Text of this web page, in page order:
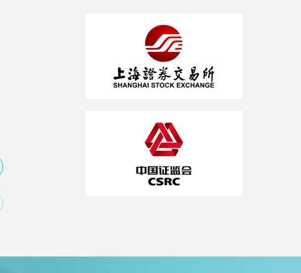
15
2024.03
司章程（修订稿全
文）
了解更多